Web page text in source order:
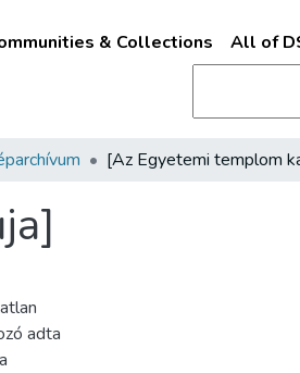
& Collections All of
adta